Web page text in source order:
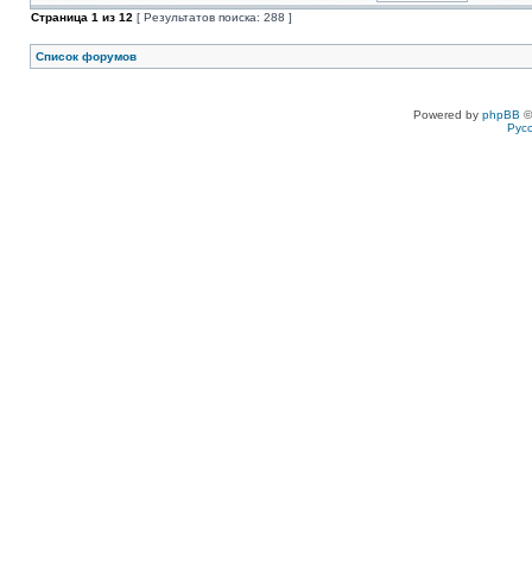
Страница 1 из 12 [ Результатов поиска: 288 ]
Список форумов
Powered by phpBB